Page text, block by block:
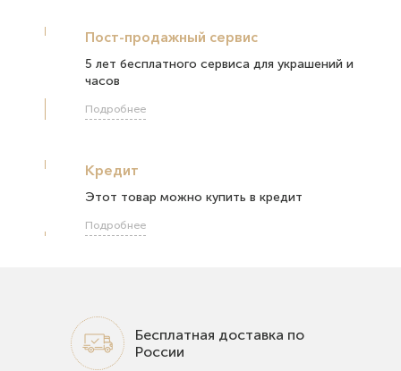
Пост-продажный сервис
5 лет бесплатного сервиса для украшений и
часов
Подробнее
Кредит
Этот товар можно купить в кредит
Подробнее
Бесплатная доставка по
России